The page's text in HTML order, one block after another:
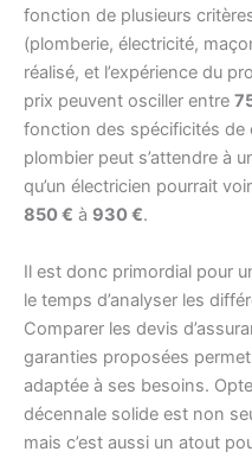
fonction de plusieurs
(plomberie, électricité,
réalisé, et l’expérience du
prix peuvent osciller entre
fonction des spécificités de
plombier peut s’attendre à
qu’un électricien pourrait
850 € à 930 €.
Il est donc primordial pour
le temps d’analyser les
Comparer les devis
garanties proposées
adaptée à ses besoins.
décennale solide est non
mais c’est aussi un atout